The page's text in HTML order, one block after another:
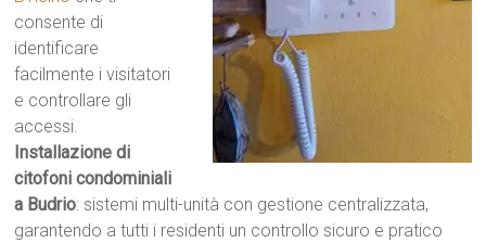
consente di
identificare
facilmente i visitatori
e controllare gli
accessi.
Installazione di
citofoni condominiali
a Budrio: sistemi multi-unità con gestione centralizzata,
garantendo a tutti i residenti un controllo sicuro e pratico